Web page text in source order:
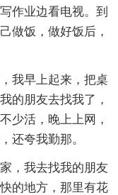
作业边看电视。到
做饭，做好饭后，
我早上起来，把桌
的朋友去找我了，
少活，晚上上网，
还夸我勤那。
，我去找我的朋友
的地方，那里有花